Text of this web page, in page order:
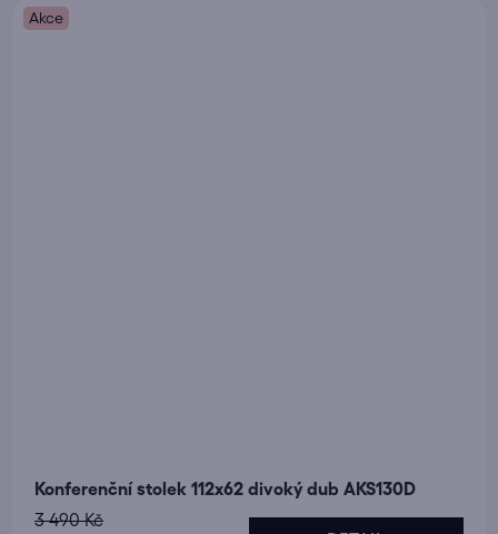
Akce
Konferenční stolek 112x62 divoký dub AKS130D
3 490 Kč